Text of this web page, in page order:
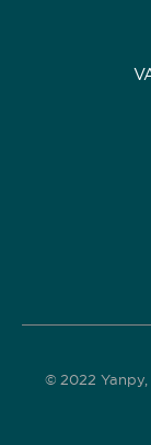
© 2022 Yanpy,